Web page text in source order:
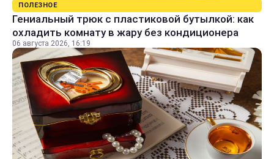
ПОЛЕЗНОЕ
Гениальный трюк с пластиковой бутылкой: как
охладить комнату в жару без кондиционера
06 августа 2026, 16:19